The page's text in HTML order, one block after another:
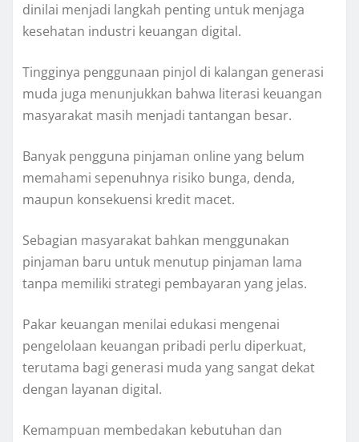
dinilai menjadi langkah penting untuk menjaga
kesehatan industri keuangan digital.
Tingginya penggunaan pinjol di kalangan generasi
muda juga menunjukkan bahwa literasi keuangan
masyarakat masih menjadi tantangan besar.
Banyak pengguna pinjaman online yang belum
memahami sepenuhnya risiko bunga, denda,
maupun konsekuensi kredit macet.
Sebagian masyarakat bahkan menggunakan
pinjaman baru untuk menutup pinjaman lama
tanpa memiliki strategi pembayaran yang jelas.
Pakar keuangan menilai edukasi mengenai
pengelolaan keuangan pribadi perlu diperkuat,
terutama bagi generasi muda yang sangat dekat
dengan layanan digital.
Kemampuan membedakan kebutuhan dan